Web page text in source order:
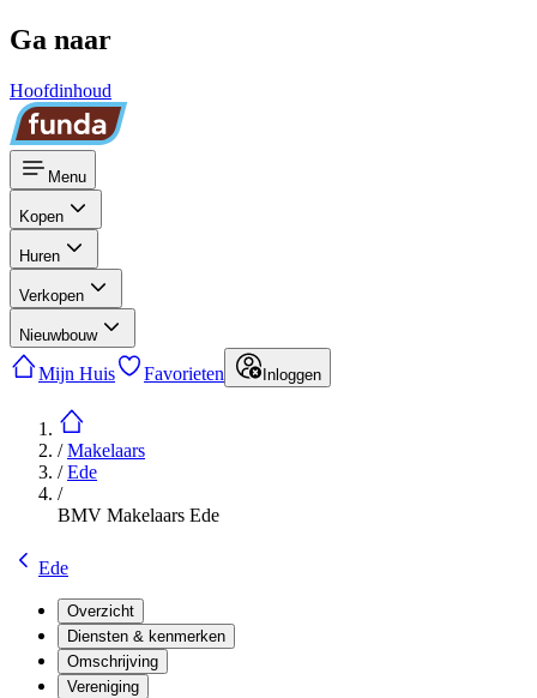
Ga naar
Hoofdinhoud
Menu
Kopen
Huren
Verkopen
Nieuwbouw
Mijn Huis Favorieten Inloggen
/Makelaars
/Ede
/
BMV Makelaars Ede
Ede
Overzicht
Diensten & kenmerken
Omschrijving
Vereniging